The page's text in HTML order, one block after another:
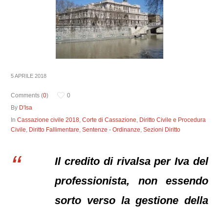
5 APRILE 2018
Comments (0)
0
By D'Isa
InCassazione civile 2018,Corte di Cassazione, Diritto Civile e Procedura
Civile, Diritto Fallimentare,Sentenze - Ordinanze,Sezioni Diritto
Il credito di rivalsa per Iva del
professionista, non essendo
sorto verso la gestione della